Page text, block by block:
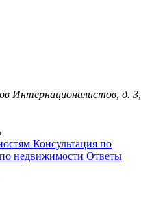
Интернационалистов, д. 3,
Консультация по
недвижимости Ответы